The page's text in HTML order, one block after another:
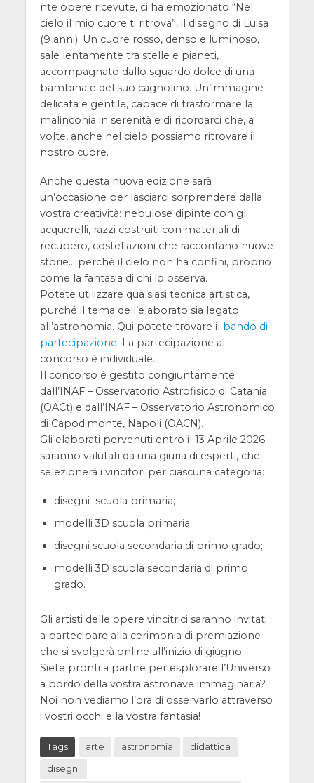
nte opere ricevute, ci ha emozionato “Nel
cielo il mio cuore ti ritrova”, il disegno di Luisa
(9 anni). Un cuore rosso, denso e luminoso,
sale lentamente tra stelle e pianeti,
accompagnato dallo sguardo dolce di una
bambina e del suo cagnolino. Un’immagine
delicata e gentile, capace di trasformare la
malinconia in serenità e di ricordarci che, a
volte, anche nel cielo possiamo ritrovare il
nostro cuore.
Anche questa nuova edizione sarà
un’occasione per lasciarci sorprendere dalla
vostra creatività: nebulose dipinte con gli
acquerelli, razzi costruiti con materiali di
recupero, costellazioni che raccontano nuove
storie… perché il cielo non ha confini, proprio
come la fantasia di chi lo osserva.
Potete utilizzare qualsiasi tecnica artistica,
purché il tema dell’elaborato sia legato
all’astronomia. Qui potete trovare il bando di
partecipazione. La partecipazione al
concorso è individuale.
Il concorso è gestito congiuntamente
dall’INAF – Osservatorio Astrofisico di Catania
(OACt) e dall’INAF – Osservatorio Astronomico
di Capodimonte, Napoli (OACN).
Gli elaborati pervenuti entro il 13 Aprile 2026
saranno valutati da una giuria di esperti, che
selezionerà i vincitori per ciascuna categoria:
disegni scuola primaria;
modelli 3D scuola primaria;
disegni scuola secondaria di primo grado;
modelli 3D scuola secondaria di primo
grado.
Gli artisti delle opere vincitrici saranno invitati
a partecipare alla cerimonia di premiazione
che si svolgerà online all’inizio di giugno.
Siete pronti a partire per esplorare l’Universo
a bordo della vostra astronave immaginaria?
Noi non vediamo l’ora di osservarlo attraverso
i vostri occhi e la vostra fantasia!
Tags arte astronomia didattica
disegni